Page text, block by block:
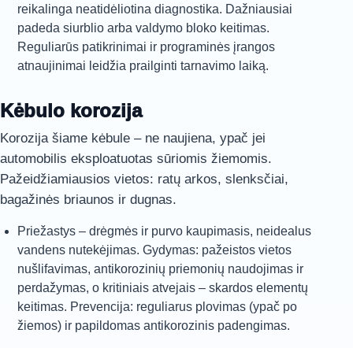
reikalinga neatidėliotina diagnostika. Dažniausiai
padeda siurblio arba valdymo bloko keitimas.
Reguliarūs patikrinimai ir programinės įrangos
atnaujinimai leidžia prailginti tarnavimo laiką.
Kėbulo korozija
Korozija šiame kėbule – ne naujiena, ypač jei
automobilis eksploatuotas sūriomis žiemomis.
Pažeidžiamiausios vietos: ratų arkos, slenksčiai,
bagažinės briaunos ir dugnas.
Priežastys – drėgmės ir purvo kaupimasis, neidealus
vandens nutekėjimas. Gydymas: pažeistos vietos
nušlifavimas, antikorozinių priemonių naudojimas ir
perdažymas, o kritiniais atvejais – skardos elementų
keitimas. Prevencija: reguliarus plovimas (ypač po
žiemos) ir papildomas antikorozinis padengimas.